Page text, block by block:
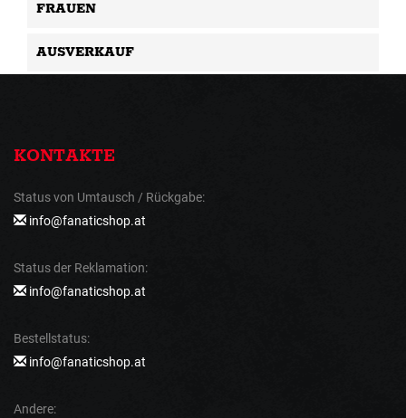
FRAUEN
AUSVERKAUF
KONTAKTE
Status von Umtausch / Rückgabe:
info@fanaticshop.at
Status der Reklamation:
info@fanaticshop.at
Bestellstatus:
info@fanaticshop.at
Andere: